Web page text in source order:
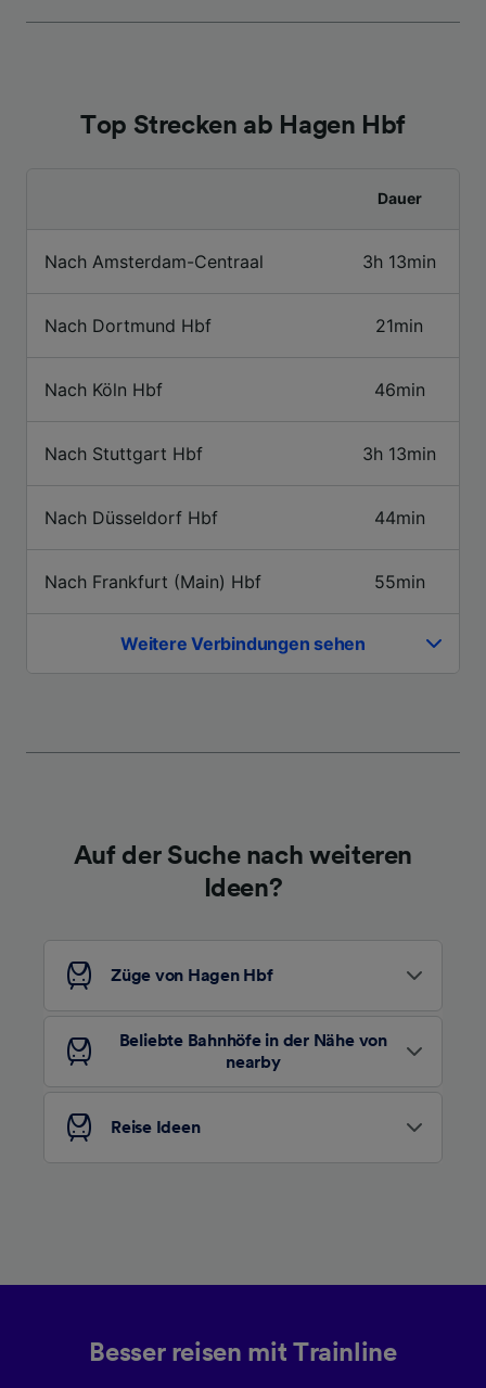
Top Strecken ab Hagen Hbf
Dauer
Nach Amsterdam-Centraal 3h 13min
Nach Dortmund Hbf 21min
Nach Köln Hbf 46min
Nach Stuttgart Hbf 3h 13min
Nach Düsseldorf Hbf 44min
Nach Frankfurt (Main) Hbf 55min
Weitere Verbindungen sehen
Auf der Suche nach weiteren
Ideen?
Züge von Hagen Hbf
Beliebte Bahnhöfe in der Nähe von
nearby
Reise Ideen
Besser reisen mit Trainline
Angeboten.